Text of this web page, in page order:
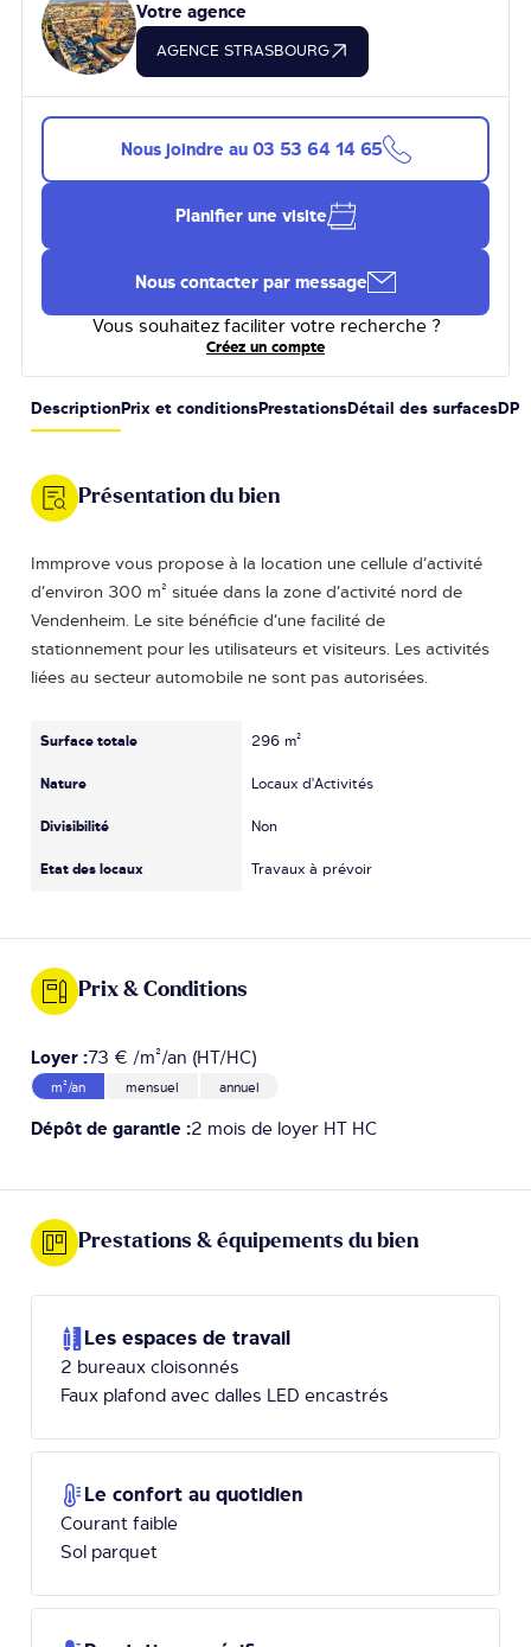
Votre agence
AGENCE STRASBOURG
Nous joindre au 03 53 64 14 65
Planifier une visite
Nous contacter par message
Vous souhaitez faciliter votre recherche ?
Créez un compte
Description Prix et conditions Prestations Détail des surfaces DPE
Présentation du bien
Immprove vous propose à la location une cellule d’activité
d’environ 300 m² située dans la zone d’activité nord de
Vendenheim. Le site bénéficie d’une facilité de
stationnement pour les utilisateurs et visiteurs. Les activités
liées au secteur automobile ne sont pas autorisées.
Surface totale
Nature
Divisibilité
Etat des locaux
296 m²
Locaux d'Activités
Non
Travaux à prévoir
Prix & Conditions
Loyer :73 € /m²/an (HT/HC)
m²/an mensuel annuel
Dépôt de garantie :2 mois de loyer HT HC
Prestations & équipements du bien
Les espaces de travail
2 bureaux cloisonnés
Faux plafond avec dalles LED encastrés
Le confort au quotidien
Courant faible
Sol parquet